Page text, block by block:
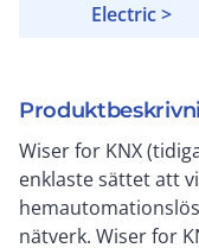
Electric >
Wiser for KNX
enklaste sättet att
nätverk. Wiser for